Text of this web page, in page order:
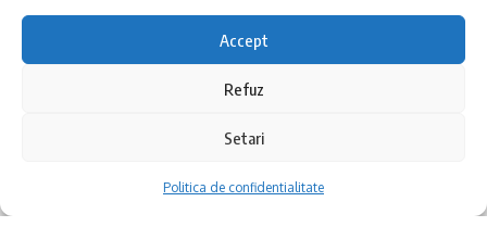
Accept
Refuz
Setari
Politica de confidentialitate
lacuri, cele mai vechi orașe,
multe etnii, CELE MAI
Istorie și civilizaţie
La Drum cu Ada